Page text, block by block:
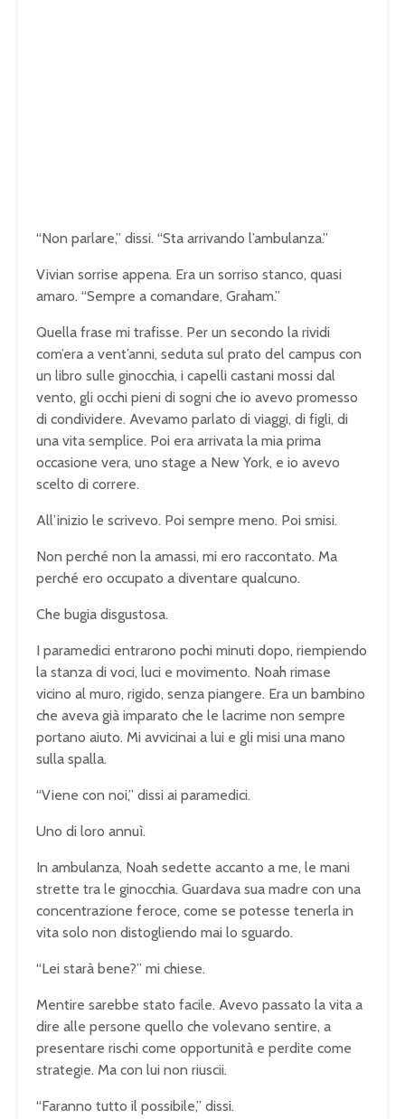
“Non parlare,” dissi. “Sta arrivando l’ambulanza.”
Vivian sorrise appena. Era un sorriso stanco, quasi
amaro. “Sempre a comandare, Graham.”
Quella frase mi trafisse. Per un secondo la rividi
com’era a vent’anni, seduta sul prato del campus con
un libro sulle ginocchia, i capelli castani mossi dal
vento, gli occhi pieni di sogni che io avevo promesso
di condividere. Avevamo parlato di viaggi, di figli, di
una vita semplice. Poi era arrivata la mia prima
occasione vera, uno stage a New York, e io avevo
scelto di correre.
All’inizio le scrivevo. Poi sempre meno. Poi smisi.
Non perché non la amassi, mi ero raccontato. Ma
perché ero occupato a diventare qualcuno.
Che bugia disgustosa.
I paramedici entrarono pochi minuti dopo, riempiendo
la stanza di voci, luci e movimento. Noah rimase
vicino al muro, rigido, senza piangere. Era un bambino
che aveva già imparato che le lacrime non sempre
portano aiuto. Mi avvicinai a lui e gli misi una mano
sulla spalla.
“Viene con noi,” dissi ai paramedici.
Uno di loro annuì.
In ambulanza, Noah sedette accanto a me, le mani
strette tra le ginocchia. Guardava sua madre con una
concentrazione feroce, come se potesse tenerla in
vita solo non distogliendo mai lo sguardo.
“Lei starà bene?” mi chiese.
Mentire sarebbe stato facile. Avevo passato la vita a
dire alle persone quello che volevano sentire, a
presentare rischi come opportunità e perdite come
strategie. Ma con lui non riuscii.
“Faranno tutto il possibile,” dissi.